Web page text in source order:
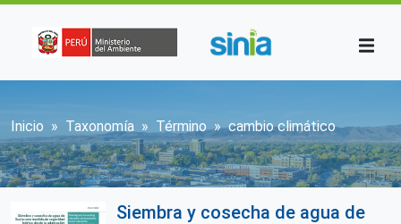
Sobrescribir enlaces de ayuda a la
Inicio Taxonomía Término cambio climático
Siembra y cosecha de agua de